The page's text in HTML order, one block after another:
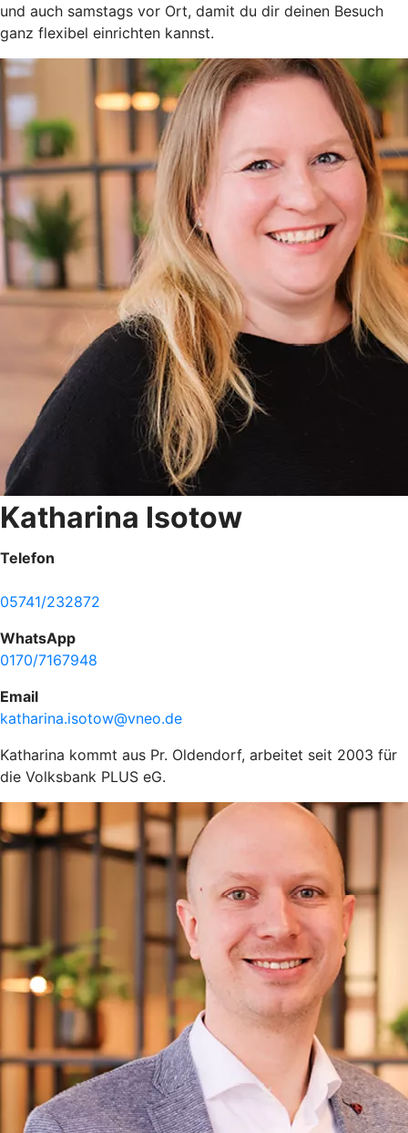
und auch samstags vor Ort, damit du dir deinen Besuch
ganz flexibel einrichten kannst.
Katharina Isotow
Telefon
05741/232872
WhatsApp
0170/7167948
Email
katharina.isotow@vneo.de
Katharina kommt aus Pr. Oldendorf, arbeitet seit 2003 für
die Volksbank PLUS eG.